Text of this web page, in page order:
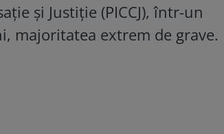
și Justiție (PICCJ), într-un
majoritatea extrem de grave.